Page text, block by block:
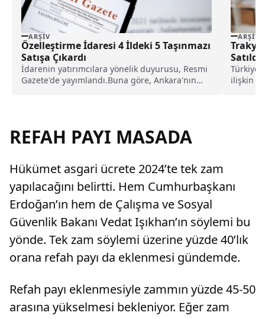
ARŞIV
Özelleştirme İdaresi 4 İldeki 5 Taşınmazı
Satışa Çıkardı
İdarenin yatırımcılara yönelik duyurusu, Resmi
Gazete'de yayımlandı.Buna göre, Ankara'nın
ARŞIV
Satıldı
Türkiye
ilişkin
REFAH PAYI MASADA
Hükümet asgari ücrete 2024’te tek zam
yapılacağını belirtti. Hem Cumhurbaşkanı
Erdoğan’ın hem de Çalışma ve Sosyal
Güvenlik Bakanı Vedat Işıkhan’ın söylemi bu
yönde. Tek zam söylemi üzerine yüzde 40’lık
orana refah payı da eklenmesi gündemde.
Refah payı eklenmesiyle zammın yüzde 45-50
arasına yükselmesi bekleniyor. Eğer zam